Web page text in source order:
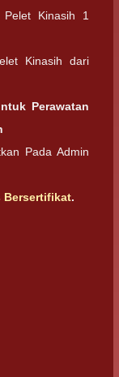
Kinasih 1
Kinasih dari
Perawatan
Pada Admin
Bersertifikat.